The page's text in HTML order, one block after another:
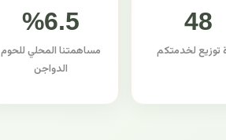
48
توزيع لخدمتكم
%6.5
مساهمتنا المحلي للحوم
الدواجن